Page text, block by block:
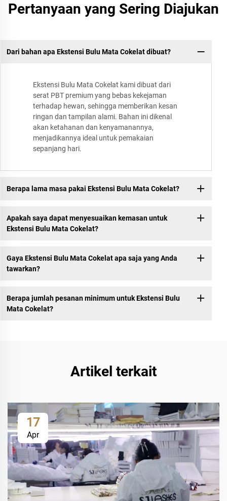
Pertanyaan yang Sering Diajukan
Dari bahan apa Ekstensi Bulu Mata Cokelat dibuat?
Ekstensi Bulu Mata Cokelat kami dibuat dari
serat PBT premium yang bebas kekejaman
terhadap hewan, sehingga memberikan kesan
ringan dan tampilan alami. Bahan ini dikenal
akan ketahanan dan kenyamanannya,
menjadikannya ideal untuk pemakaian
sepanjang hari.
Berapa lama masa pakai Ekstensi Bulu Mata Cokelat?
Apakah saya dapat menyesuaikan kemasan untuk
Ekstensi Bulu Mata Cokelat?
Gaya Ekstensi Bulu Mata Cokelat apa saja yang Anda
tawarkan?
Berapa jumlah pesanan minimum untuk Ekstensi Bulu
Mata Cokelat?
Artikel terkait
17
Apr